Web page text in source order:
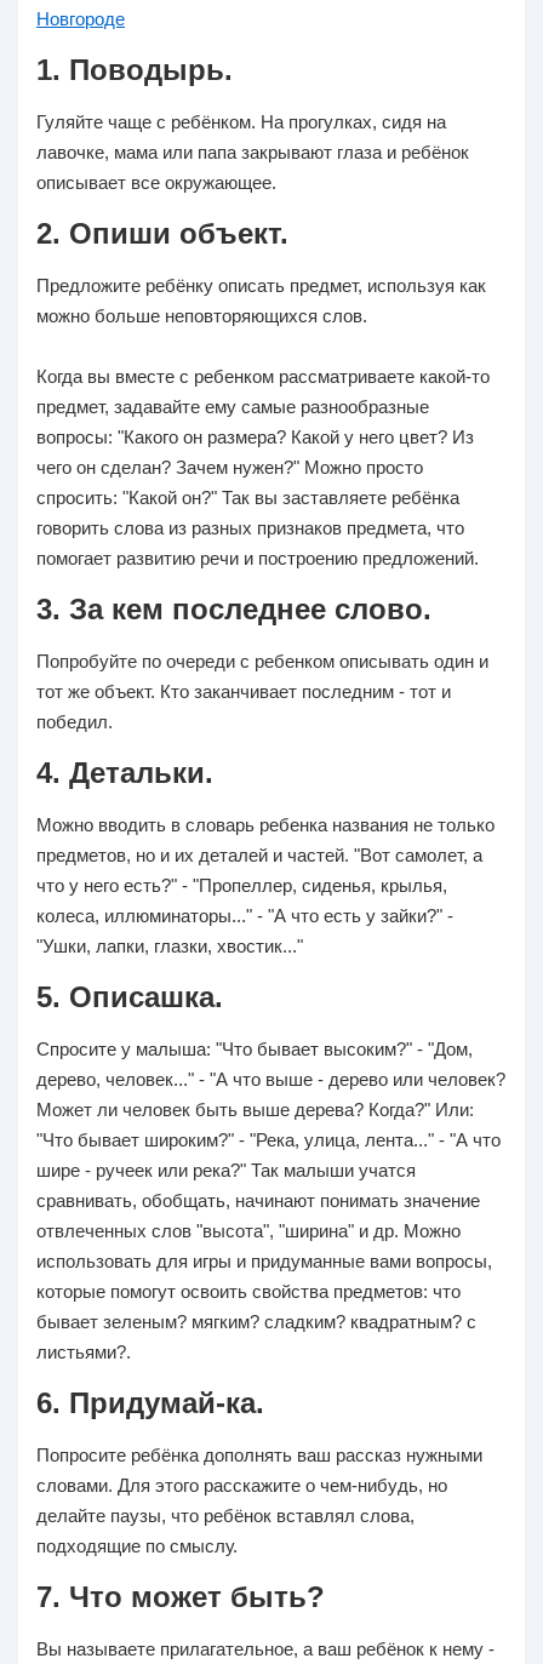
Новгороде
1. Поводырь.
Гуляйте чаще с ребёнком. На прогулках, сидя на
лавочке, мама или папа закрывают глаза и ребёнок
описывает все окружающее.
2. Опиши объект.
Предложите ребёнку описать предмет, используя как
можно больше неповторяющихся слов.
Когда вы вместе с ребенком рассматриваете какой-то
предмет, задавайте ему самые разнообразные
вопросы: "Какого он размера? Какой у него цвет? Из
чего он сделан? Зачем нужен?" Можно просто
спросить: "Какой он?" Так вы заставляете ребёнка
говорить слова из разных признаков предмета, что
помогает развитию речи и построению предложений.
3. За кем последнее слово.
Попробуйте по очереди с ребенком описывать один и
тот же объект. Кто заканчивает последним - тот и
победил.
4. Детальки.
Можно вводить в словарь ребенка названия не только
предметов, но и их деталей и частей. "Вот самолет, а
что у него есть?" - "Пропеллер, сиденья, крылья,
колеса, иллюминаторы..." - "А что есть у зайки?" -
"Ушки, лапки, глазки, хвостик..."
5. Описашка.
Спросите у малыша: "Что бывает высоким?" - "Дом,
дерево, человек..." - "А что выше - дерево или человек?
Может ли человек быть выше дерева? Когда?" Или:
"Что бывает широким?" - "Река, улица, лента..." - "А что
шире - ручеек или река?" Так малыши учатся
сравнивать, обобщать, начинают понимать значение
отвлеченных слов "высота", "ширина" и др. Можно
использовать для игры и придуманные вами вопросы,
которые помогут освоить свойства предметов: что
бывает зеленым? мягким? сладким? квадратным? с
листьями?.
6. Придумай-ка.
Попросите ребёнка дополнять ваш рассказ нужными
словами. Для этого расскажите о чем-нибудь, но
делайте паузы, что ребёнок вставлял слова,
подходящие по смыслу.
7. Что может быть?
Вы называете прилагательное, а ваш ребёнок к нему -